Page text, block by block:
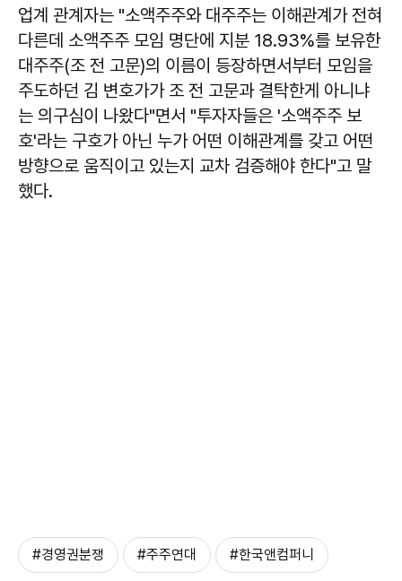
업계 관계자는 "소액주주와 대주주는 이해관계가 전혀
다른데 소액주주 모임 명단에 지분 18.93%를 보유한
대주주(조 전 고문)의 이름이 등장하면서부터 모임을
주도하던 김 변호가가 조 전 고문과 결탁한게 아니냐
는 의구심이 나왔다"면서 "투자자들은 '소액주주 보
호'라는 구호가 아닌 누가 어떤 이해관계를 갖고 어떤
방향으로 움직이고 있는지 교차 검증해야 한다"고 말
했다.
#경영권분쟁 #주주연대 #한국앤컴퍼니